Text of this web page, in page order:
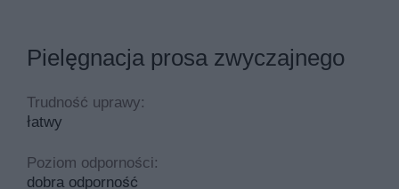
Pielęgnacja prosa zwyczajnego
Trudność uprawy:
łatwy
Poziom odporności:
dobra odporność